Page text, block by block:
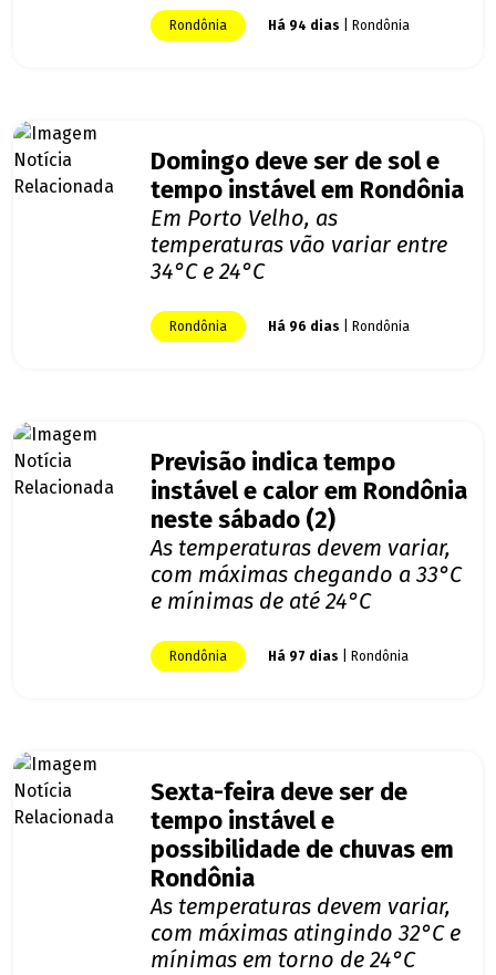
Rondônia Há 94 dias | Rondônia
Domingo deve ser de sol e
tempo instável em Rondônia
Em Porto Velho, as
temperaturas vão variar entre
34°C e 24°C
Rondônia Há 96 dias | Rondônia
Previsão indica tempo
instável e calor em Rondônia
neste sábado (2)
As temperaturas devem variar,
com máximas chegando a 33°C
e mínimas de até 24°C
Rondônia Há 97 dias | Rondônia
Sexta-feira deve ser de
tempo instável e
possibilidade de chuvas em
Rondônia
As temperaturas devem variar,
com máximas atingindo 32°C e
mínimas em torno de 24°C